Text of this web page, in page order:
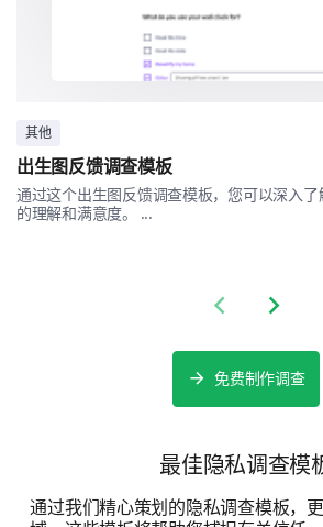
您希望对个人数据有哪些控制？
能够删除我的数据
其他
出生图反馈调查模板
通过这个出生图反馈调查模板，您可以深入
的理解和满意度。 ...
Previous slide
Next slide
免费制作调查
最佳隐私调查模
通过我们精心策划的隐私调查模板，